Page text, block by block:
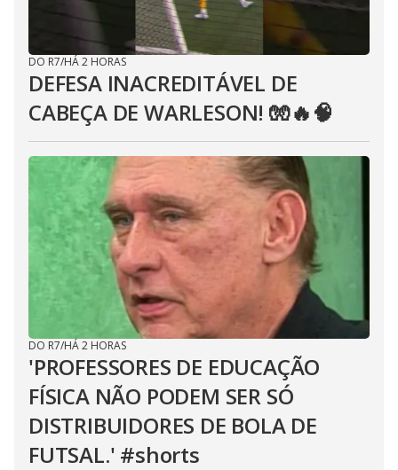
DO R7/HÁ 2 HORAS
DEFESA INACREDITÁVEL DE
CABEÇA DE WARLESON! 🧤🔥🧠
DO R7/HÁ 2 HORAS
'PROFESSORES DE EDUCAÇÃO
FÍSICA NÃO PODEM SER SÓ
DISTRIBUIDORES DE BOLA DE
FUTSAL.' #shorts